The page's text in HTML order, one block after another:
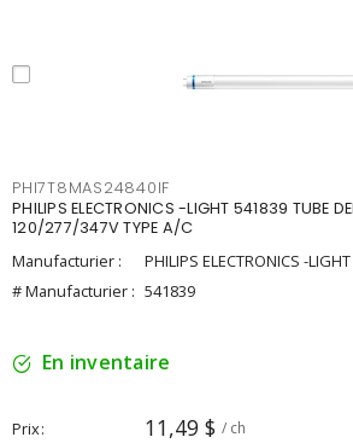
PHI7T8MAS24840IF
PHILIPS ELECTRONICS -LIGHT 541839 TUBE
120/277/347V TYPE A/C
Manufacturier :
PHILIPS ELECTRONICS -LIGHT
# Manufacturier : 541839
En inventaire
Prix 11,49 $ / ch